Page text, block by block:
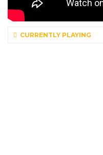
CURRENTLY PLAYING